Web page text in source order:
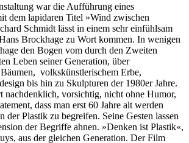
war die Aufführung eines
dem lapidaren Titel »Wind zwischen
Schmidt lässt in einem sehr einfühlsam
Brockhage zu Wort kommen. In wenigen
den Bogen vom durch den Zweiten
Leben seiner Generation, über
volkskünstlerischem Erbe,
bis hin zu Skulpturen der 1980er Jahre.
nachdenklich, vorsichtig, nicht ohne Humor,
dass man erst 60 Jahre alt werden
der Plastik zu begreifen. Seine Gesten lassen
der Begriffe ahnen. »Denken ist Plastik«,
aus der gleichen Generation. Der Film